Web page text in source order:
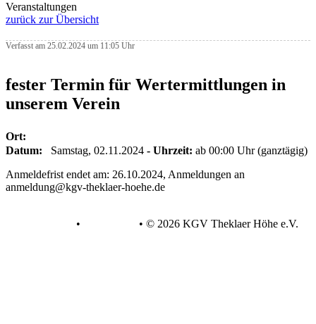
Veranstaltungen
zurück zur Übersicht
Verfasst am 25.02.2024 um 11:05 Uhr
fester Termin für Wertermittlungen in
unserem Verein
Ort:
Datum:
Samstag, 02.11.2024 - Uhrzeit: ab 00:00 Uhr (ganztägig)
Anmeldefrist endet am: 26.10.2024, Anmeldungen an
anmeldung@kgv-theklaer-hoehe.de
• • © 2026 KGV Theklaer Höhe e.V.